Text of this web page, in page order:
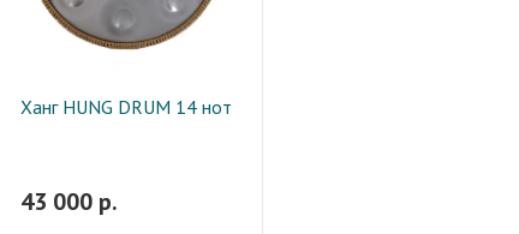
Ханг HUNG DRUM 14 нот
43 000 р.